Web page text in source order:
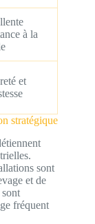
à la
et
stratégique
sont
et de
fréquent